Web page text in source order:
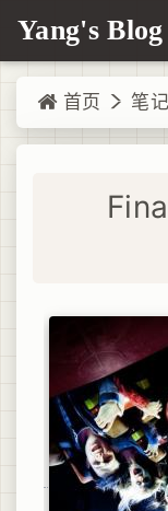
Yang's Blog
首页 笔记